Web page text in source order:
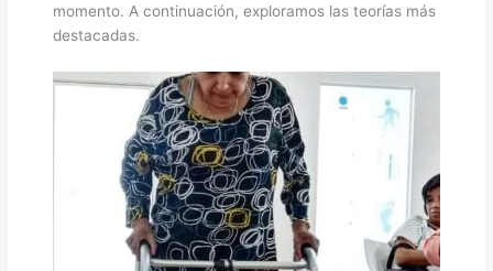
momento. A continuación, exploramos las teorías más
destacadas.